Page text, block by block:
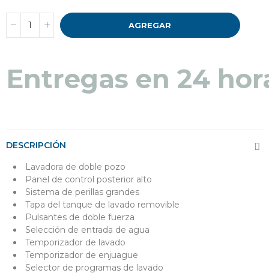
AGREGAR
Entregas en 24
DESCRIPCIÓN
Lavadora de doble pozo
Panel de control posterior alto
Sistema de perillas grandes
Tapa del tanque de lavado removible
Pulsantes de doble fuerza
Selección de entrada de agua
Temporizador de lavado
Temporizador de enjuague
Selector de programas de lavado